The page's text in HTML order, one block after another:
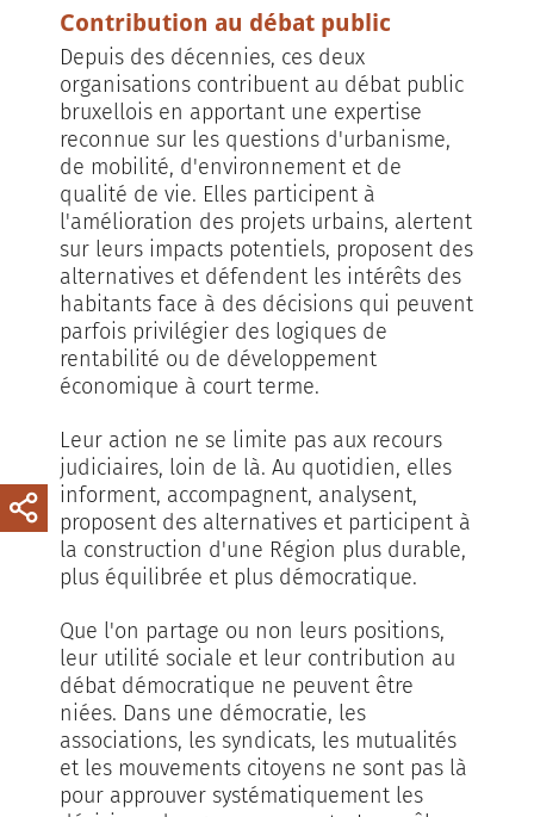
Contribution au débat public
Depuis des décennies, ces deux
organisations contribuent au débat public
bruxellois en apportant une expertise
reconnue sur les questions d'urbanisme,
de mobilité, d'environnement et de
qualité de vie. Elles participent à
l'amélioration des projets urbains, alertent
sur leurs impacts potentiels, proposent des
alternatives et défendent les intérêts des
habitants face à des décisions qui peuvent
parfois privilégier des logiques de
rentabilité ou de développement
économique à court terme.
Leur action ne se limite pas aux recours
judiciaires, loin de là. Au quotidien, elles
informent, accompagnent, analysent,
proposent des alternatives et participent à
la construction d'une Région plus durable,
plus équilibrée et plus démocratique.
Que l'on partage ou non leurs positions,
leur utilité sociale et leur contribution au
débat démocratique ne peuvent être
niées. Dans une démocratie, les
associations, les syndicats, les mutualités
et les mouvements citoyens ne sont pas là
pour approuver systématiquement les